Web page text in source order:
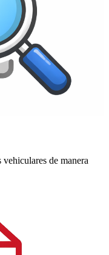
de manera